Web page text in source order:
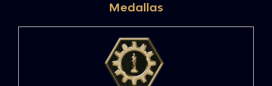
Medallas